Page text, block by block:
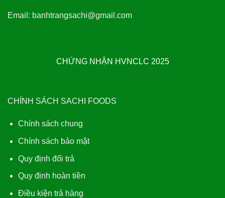
Email: banhtrangsachi@gmail.com
CHỨNG NHẬN HVNCLC 2025
CHÍNH SÁCH SACHI FOODS
Chính sách chung
Chính sách bảo mật
Quy định đổi trả
Quy định hoàn tiền
Điều kiện trả hàng